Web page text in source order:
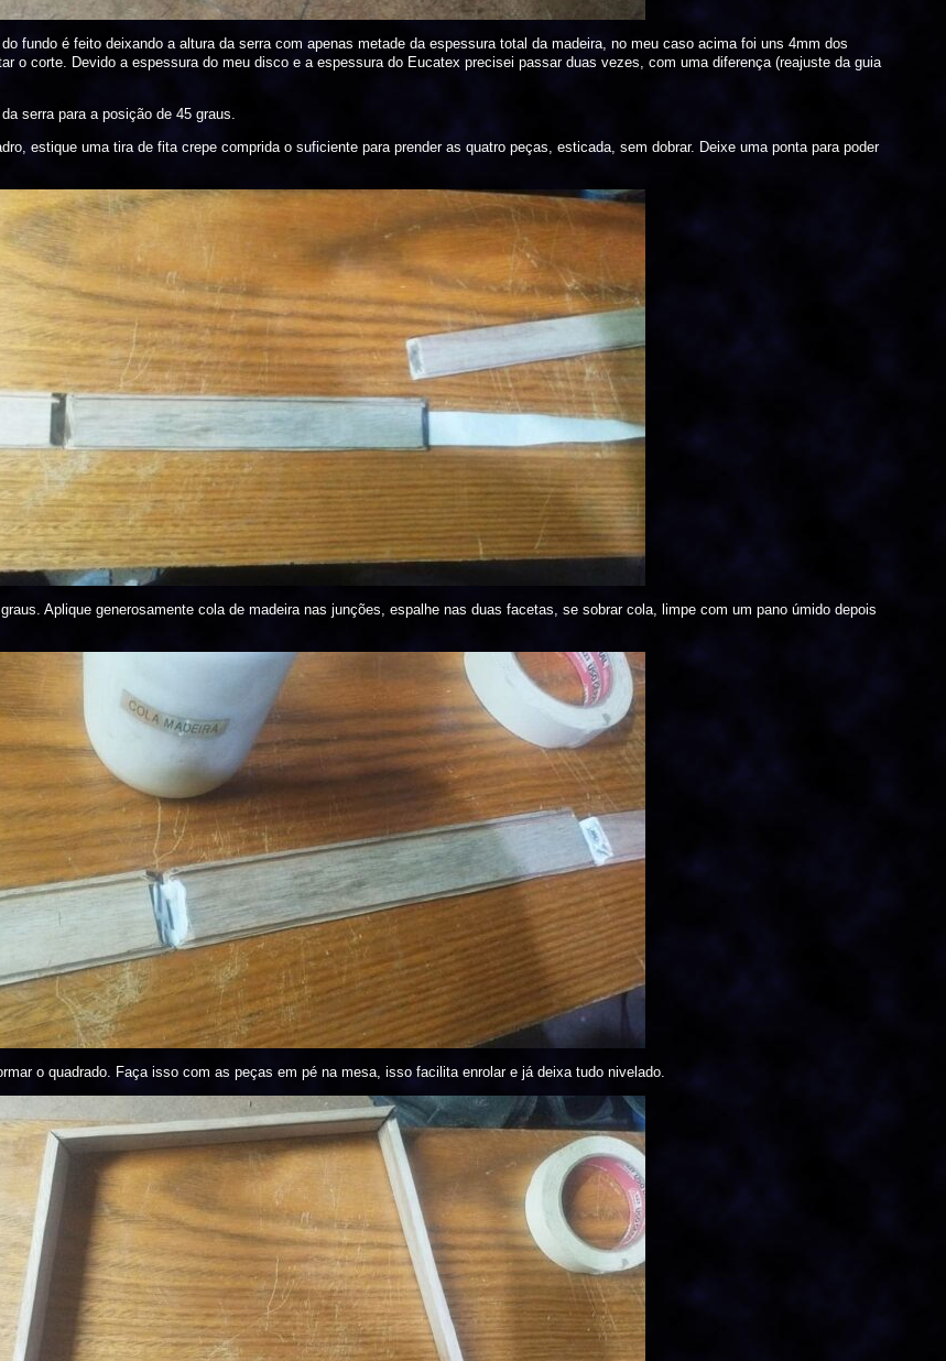
fundo é feito deixando a altura da serra com apenas metade da espessura total da madeira, no meu caso acima foi uns 4mm dos
o corte. Devido a espessura do meu disco e a espessura do Eucatex precisei passar duas vezes, com uma diferença (reajuste da guia
serra para a posição de 45 graus.
estique uma tira de fita crepe comprida o suficiente para prender as quatro peças, esticada, sem dobrar. Deixe uma ponta para poder
Aplique generosamente cola de madeira nas junções, espalhe nas duas facetas, se sobrar cola, limpe com um pano úmido depois
o quadrado. Faça isso com as peças em pé na mesa, isso facilita enrolar e já deixa tudo nivelado.